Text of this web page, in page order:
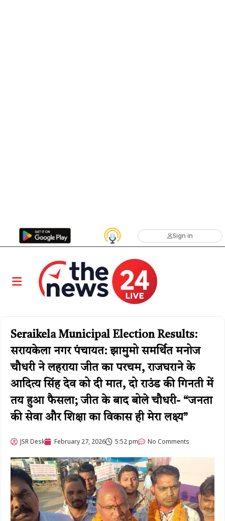
Sign in
Seraikela Municipal Election Results:
सरायकेला नगर पंचायत: झामुमो समर्थित मनोज
चौधरी ने लहराया जीत का परचम, राजघराने के
आदित्य सिंह देव को दी मात, दो राउंड की गिनती में
तय हुआ फैसला; जीत के बाद बोले चौधरी- “जनता
की सेवा और शिक्षा का विकास ही मेरा लक्ष्य”
JSR Desk February 27, 2026 5:52 pm No Comments